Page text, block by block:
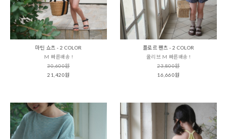
마틴 쇼츠 - 2 COLOR
M 빠른배송 !
30,600원
21,420원
플로르 팬츠 - 2 COLOR
올리브 M 빠른배송 !
23,800원
16,660원